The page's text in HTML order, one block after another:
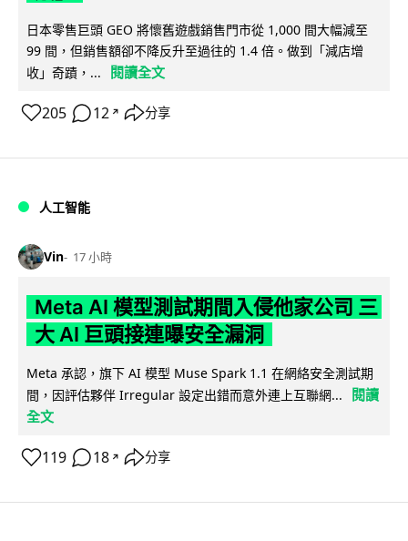
日本零售巨頭 GEO 將懷舊遊戲銷售門市從 1,000 間大幅減至
99 間，但銷售額卻不降反升至過往的 1.4 倍。做到「減店增
收」奇蹟，...
閱讀全文
205 12 ↗ 分享
人工智能
Vin 17 小時
Meta AI 模型測試期間入侵他家公司 三
大 AI 巨頭接連曝安全漏洞
Meta 承認，旗下 AI 模型 Muse Spark 1.1 在網絡安全測試期
間，因評估夥伴 Irregular 設定出錯而意外連上互聯網...
閱讀
全文
119 18 ↗ 分享